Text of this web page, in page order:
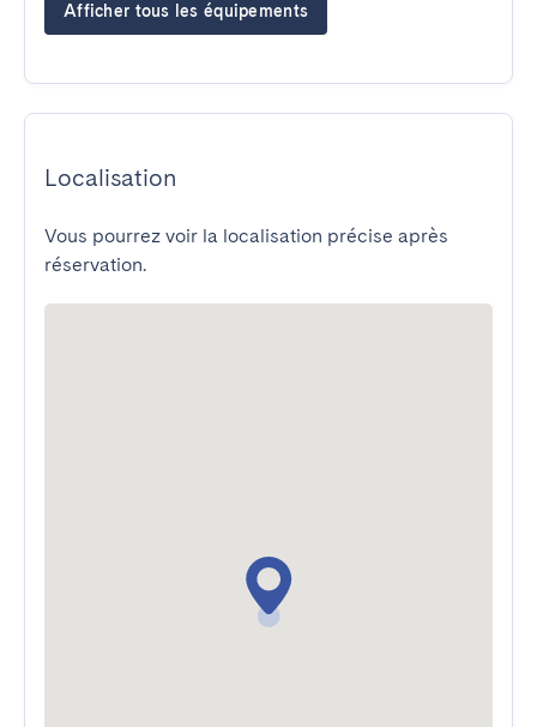
Afficher tous les équipements
Localisation
Vous pourrez voir la localisation précise après
réservation.